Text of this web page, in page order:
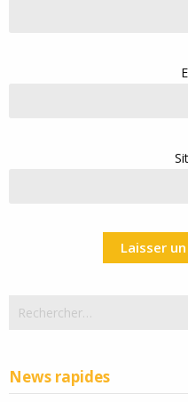
Rechercher :
News rapides